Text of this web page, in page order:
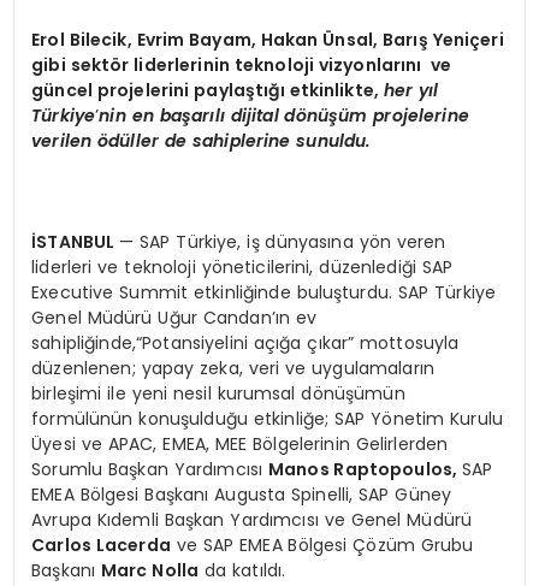
Erol Bilecik, Evrim Bayam, Hakan Ünsal, Barış Yeniçeri
gibi sektör liderlerinin teknoloji vizyonlarını ve
güncel projelerini paylaştığı etkinlikte, her yıl
Türkiye’nin en başarılı dijital dönüşüm projelerine
verilenödüller de sahiplerine sunuldu.
İSTANBUL — SAP Türkiye, iş dünyasına yön veren
liderleri ve teknoloji yöneticilerini, düzenlediği SAP
Executive Summit etkinliğinde buluşturdu. SAP Türkiye
Genel Müdürü Uğur Candan’ın ev
sahipliğinde,“Potansiyelini açığa çıkar” mottosuyla
düzenlenen; yapay zeka, veri ve uygulamaların
birleşimi ile yeni nesil kurumsal dönüşümün
formülünün konuşulduğu etkinliğe; SAP Yönetim Kurulu
Üyesi ve APAC, EMEA, MEE Bölgelerinin Gelirlerden
Sorumlu Başkan Yardımcısı Manos Raptopoulos,SAP
EMEA Bölgesi Başkanı Augusta Spinelli, SAP Güney
Avrupa Kıdemli Başkan Yardımcısı ve Genel Müdürü
Carlos Lacerda ve SAP EMEA Bölgesi Çözüm Grubu
Başkanı Marc Nolla da katıldı.